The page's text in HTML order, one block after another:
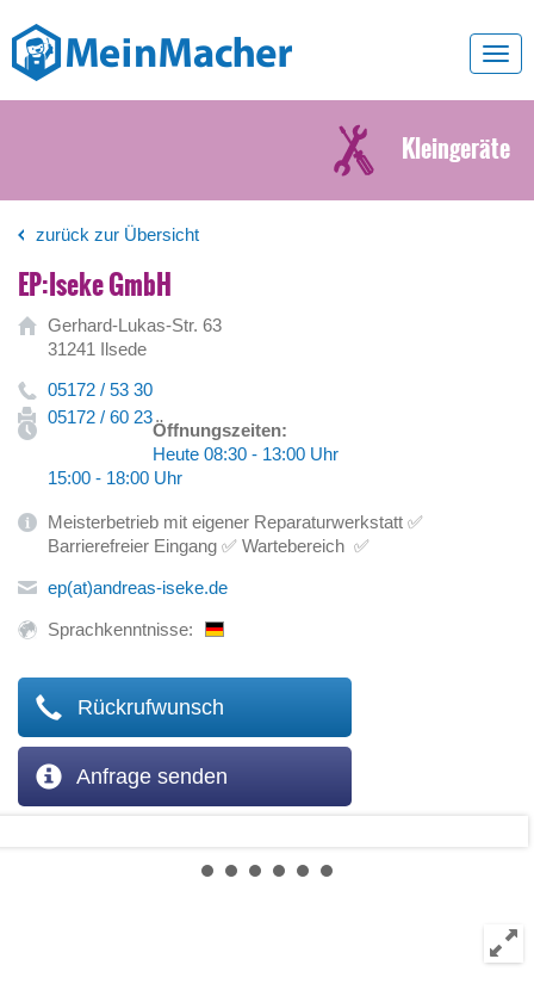
Kleingeräte
zurück zur Übersicht
EP:Iseke GmbH
Gerhard-Lukas-Str. 63
31241 Ilsede
05172 / 53 30
05172 / 60 23
Öffnungszeiten:
Heute 08:30 - 13:00 Uhr
15:00 - 18:00 Uhr
Meisterbetrieb mit eigener Reparaturwerkstatt ✅
Barrierefreier Eingang ✅ Wartebereich ✅
ep(at)andreas-iseke.de
Sprachkenntnisse:
Rückrufwunsch
Anfrage senden